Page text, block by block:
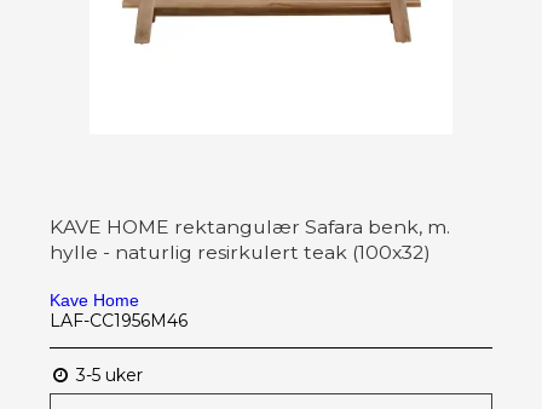
KAVE HOME rektangulær Safara benk, m.
hylle - naturlig resirkulert teak (100x32)
Kave Home
LAF-CC1956M46
3-5 uker